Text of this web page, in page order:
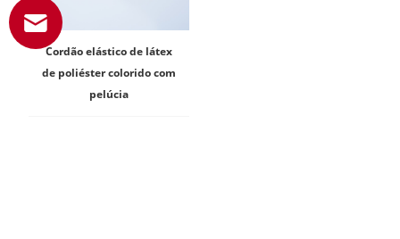
Cordão elástico de látex
de poliéster colorido com
pelúcia